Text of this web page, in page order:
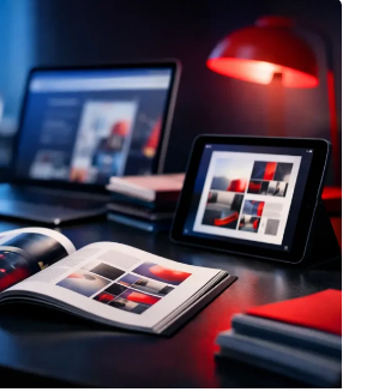
editorial
en
la
era
digital
sigue
vivo